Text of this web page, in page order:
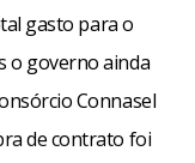
gasto para o
o governo ainda
Connasel
de contrato foi